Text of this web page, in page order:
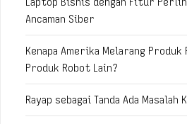
Ancaman Siber
Kenapa Amerika Melarang Produk
Produk Robot Lain?
Rayap sebagai Tanda Ada Masalah